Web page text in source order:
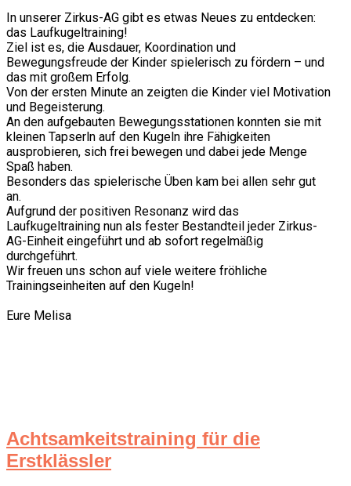
In unserer Zirkus-AG gibt es etwas Neues zu entdecken:
das Laufkugeltraining!
Ziel ist es, die Ausdauer, Koordination und
Bewegungsfreude der Kinder spielerisch zu fördern – und
das mit großem Erfolg.
Von der ersten Minute an zeigten die Kinder viel Motivation
und Begeisterung.
An den aufgebauten Bewegungsstationen konnten sie mit
kleinen Tapserln auf den Kugeln ihre Fähigkeiten
ausprobieren, sich frei bewegen und dabei jede Menge
Spaß haben.
Besonders das spielerische Üben kam bei allen sehr gut
an.
Aufgrund der positiven Resonanz wird das
Laufkugeltraining nun als fester Bestandteil jeder Zirkus-
AG-Einheit eingeführt und ab sofort regelmäßig
durchgeführt.
Wir freuen uns schon auf viele weitere fröhliche
Trainingseinheiten auf den Kugeln!
Eure Melisa
Achtsamkeitstraining für die
Erstklässler